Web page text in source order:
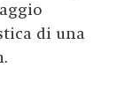
di una